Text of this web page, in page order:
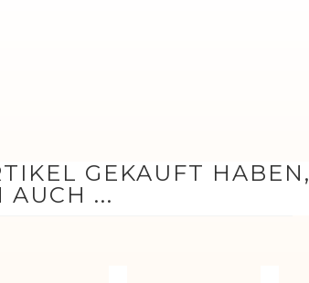
GEKAUFT HABEN,
AUCH ...